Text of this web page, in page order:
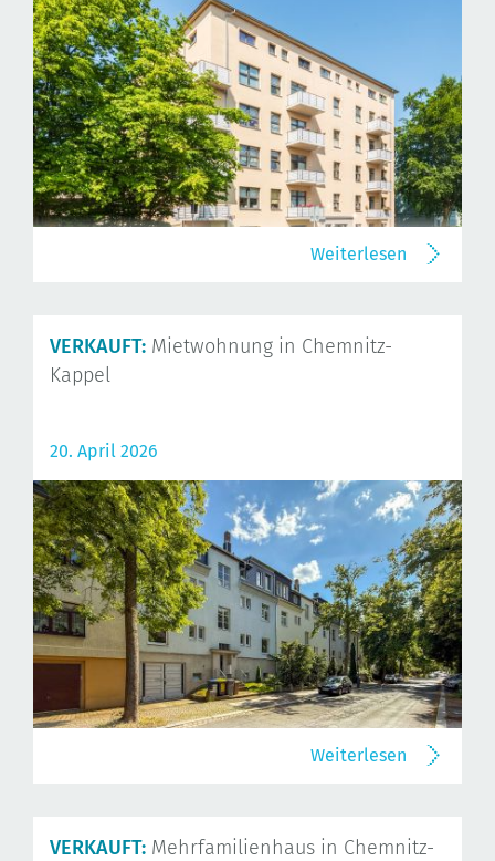
Weiterlesen
VERKAUFT: Mietwohnung in Chemnitz-
Kappel
20. April 2026
Weiterlesen
VERKAUFT: Mehrfamilienhaus in Chemnitz-